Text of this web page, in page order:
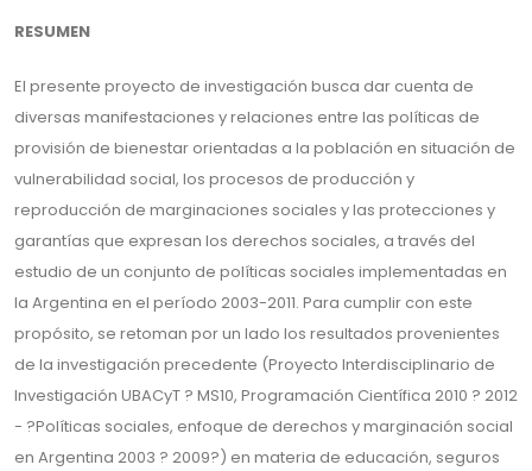
RESUMEN
El presente proyecto de investigación busca dar cuenta de
diversas manifestaciones y relaciones entre las políticas de
provisión de bienestar orientadas a la población en situación de
vulnerabilidad social, los procesos de producción y
reproducción de marginaciones sociales y las protecciones y
garantías que expresan los derechos sociales, a través del
estudio de un conjunto de políticas sociales implementadas en
la Argentina en el período 2003-2011. Para cumplir con este
propósito, se retoman por un lado los resultados provenientes
de la investigación precedente (Proyecto Interdisciplinario de
Investigación UBACyT ? MS10, Programación Científica 2010 ? 2012
- ?Políticas sociales, enfoque de derechos y marginación social
en Argentina 2003 ? 2009?) en materia de educación, seguros